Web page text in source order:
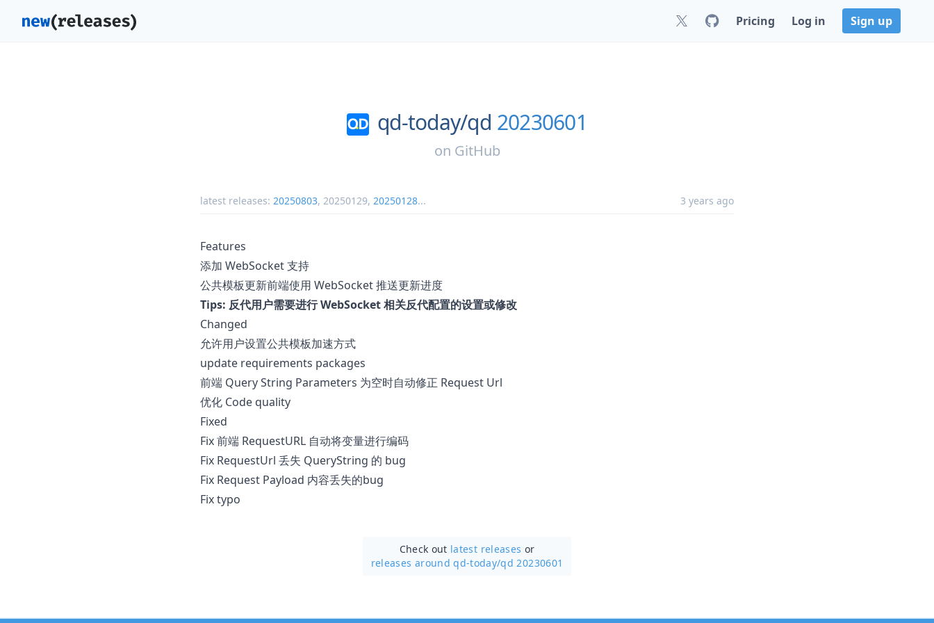
Pricing Log in Sign up
qd-today/qd 20230601
on GitHub
latest releases: 20250803, 20250129, 20250128... 3 years ago
Features
添加 WebSocket 支持
公共模板更新前端使用 WebSocket 推送更新进度
Tips: 反代用户需要进行 WebSocket 相关反代配置的设置或修改
Changed
允许用户设置公共模板加速方式
update requirements packages
前端 Query String Parameters 为空时自动修正 Request Url
优化 Code quality
Fixed
Fix 前端 RequestURL 自动将变量进行编码
Fix RequestUrl 丢失 QueryString 的 bug
Fix Request Payload 内容丢失的bug
Fix typo
Check out latest releases or
releases around qd-today/qd 20230601